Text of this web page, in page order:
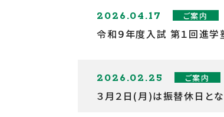
2026.04.17 ご案内
令和９年度入試 第１回進
2026.02.25 ご案内
３月２日(月)は振替休日とな